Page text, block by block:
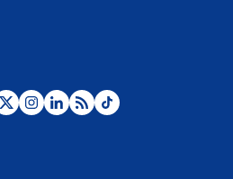
Desde dermatitis hasta infecciones: